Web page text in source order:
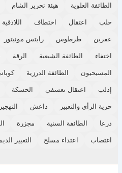
الطائفة العلوية هيئة تحرير الشام
حلب اعتقال اختطاف اللاذقية
عفرين طرطوس رايتس مونيتور
اختفاء الطائفة الشيعية الرقة
المسيحيون الطائفة الدرزية
إدلب اعتقال تعسفي الحسكة
حرية الرأي والتعبير داعش
درعا الطائفة السنية مجزرة
اغتصاب اعتداء مسلح التغيير